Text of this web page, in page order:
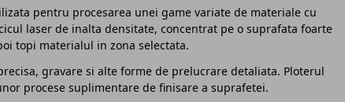
pentru procesarea unei game variate de materiale cu
laser de inalta densitate, concentrat pe o suprafata foarte
topi materialul in zona selectata.
gravare si alte forme de prelucrare detaliata. Ploterul
procese suplimentare de finisare a suprafetei.